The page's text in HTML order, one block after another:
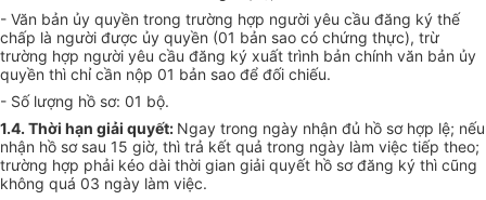
- Văn bản ủy quyền trong trường hợp người yêu cầu đăng ký thế
chấp là người được ủy quyền (01 bản sao có chứng thực), trừ
trường hợp người yêu cầu đăng ký xuất trình bản chính văn bản ủy
quyền thì chỉ cần nộp 01 bản sao để đối chiếu.
- Số lượng hồ sơ: 01 bộ.
1.4. Thời hạn giải quyết: Ngay trong ngày nhận đủ hồ sơ hợp lệ; nếu
nhận hồ sơ sau 15 giờ, thì trả kết quả trong ngày làm việc tiếp theo;
trường hợp phải kéo dài thời gian giải quyết hồ sơ đăng ký thì cũng
không quá 03 ngày làm việc.